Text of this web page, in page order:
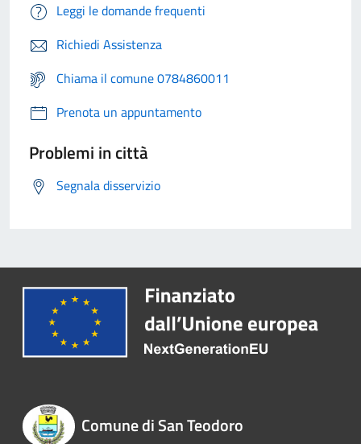
Leggi le domande frequenti
Richiedi Assistenza
Chiama il comune 0784860011
Prenota un appuntamento
Problemi in città
Segnala disservizio
Comune di San Teodoro